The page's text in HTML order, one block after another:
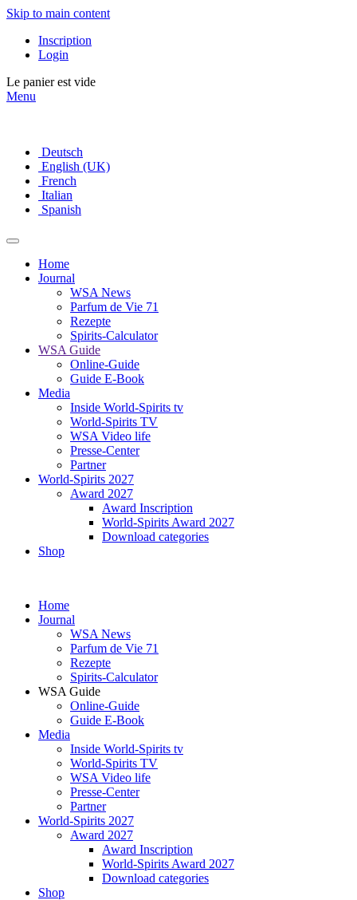
Skip to main content
Inscription
Login
Le panier est vide
Menu
Deutsch
English (UK)
French
Italian
Spanish
Home
Journal
WSA News
Parfum de Vie 71
Rezepte
Spirits-Calculator
WSA Guide
Online-Guide
Guide E-Book
Media
Inside World-Spirits tv
World-Spirits TV
WSA Video life
Presse-Center
Partner
World-Spirits 2027
Award 2027
Award Inscription
World-Spirits Award 2027
Download categories
Shop
Home
Journal
WSA News
Parfum de Vie 71
Rezepte
Spirits-Calculator
WSA Guide
Online-Guide
Guide E-Book
Media
Inside World-Spirits tv
World-Spirits TV
WSA Video life
Presse-Center
Partner
World-Spirits 2027
Award 2027
Award Inscription
World-Spirits Award 2027
Download categories
Shop